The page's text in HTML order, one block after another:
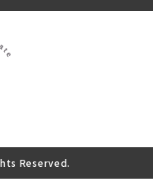
Reserved.